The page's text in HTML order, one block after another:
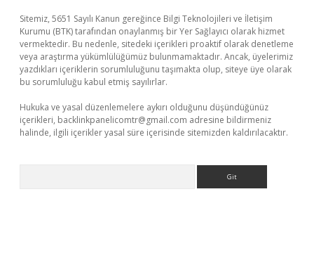
Sitemiz, 5651 Sayılı Kanun gereğince Bilgi Teknolojileri ve İletişim
Kurumu (BTK) tarafından onaylanmış bir Yer Sağlayıcı olarak hizmet
vermektedir. Bu nedenle, sitedeki içerikleri proaktif olarak denetleme
veya araştırma yükümlülüğümüz bulunmamaktadır. Ancak, üyelerimiz
yazdıkları içeriklerin sorumluluğunu taşımakta olup, siteye üye olarak
bu sorumluluğu kabul etmiş sayılırlar.
Hukuka ve yasal düzenlemelere aykırı olduğunu düşündüğünüz
içerikleri, backlinkpanelicomtr@gmail.com adresine bildirmeniz
halinde, ilgili içerikler yasal süre içerisinde sitemizden kaldırılacaktır.